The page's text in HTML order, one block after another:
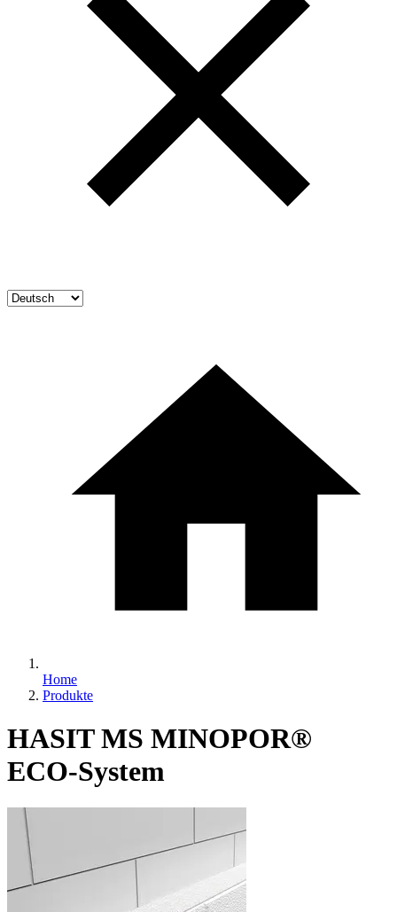
Home
Produkte
HASIT MS MINOPOR®
ECO-System